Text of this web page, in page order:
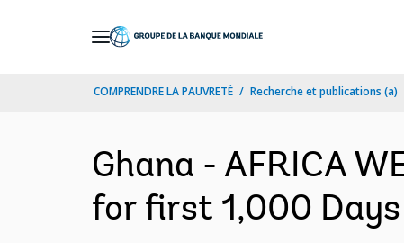
COMPRENDRE LA PAUVRETÉ Recherche et publications (a)
Ghana - AFRICA
for first 1,000